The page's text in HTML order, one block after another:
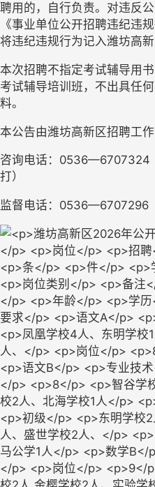
聘用的，自行负责。对违反
《事业单位公开招聘违纪违
将违纪违规行为记入潍坊高
本次招聘不指定考试辅导用
考试辅导培训班，不出具任
料。
本公告由潍坊高新区招聘工
咨询电话：0536—6707324
打）
监督电话：0536—6707296